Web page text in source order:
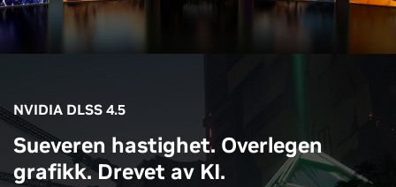
NVIDIA DLSS 4.5
Sueveren hastighet. Overlegen
grafikk. Drevet av KI.